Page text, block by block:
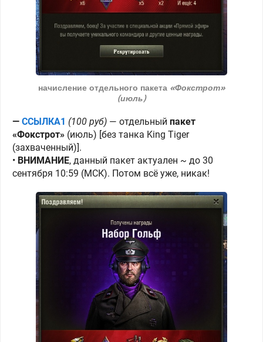
начисление отдельного пакета «Фокстрот»
(июль)
— ССЫЛКА1 (100 руб) — отдельный пакет
«Фокстрот» (июль) [без танка King Tiger
(захваченный)].
• ВНИМАНИЕ, данный пакет актуален ~ до 30
сентября 10:59 (МСК). Потом всё уже, никак!